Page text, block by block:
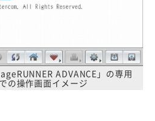
ADVANCE」の専用
の操作画面イメージ